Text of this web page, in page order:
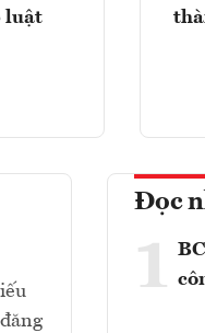
luật
Đọc
1